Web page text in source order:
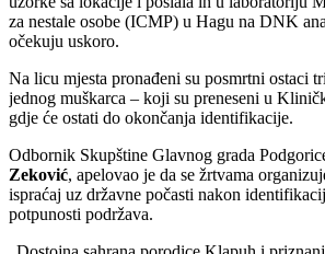
za nestale osobe (ICMP) u Hagu na DNK
očekuju uskoro.
Na licu mjesta pronađeni su posmrtni ostaci
jednog muškarca – koji su preneseni u
gdje će ostati do okončanja identifikacije.
Odbornik Skupštine Glavnog grada
Zeković, apelovao je da se žrtvama
ispraćaj uz državne počasti nakon
potpunosti podržava.